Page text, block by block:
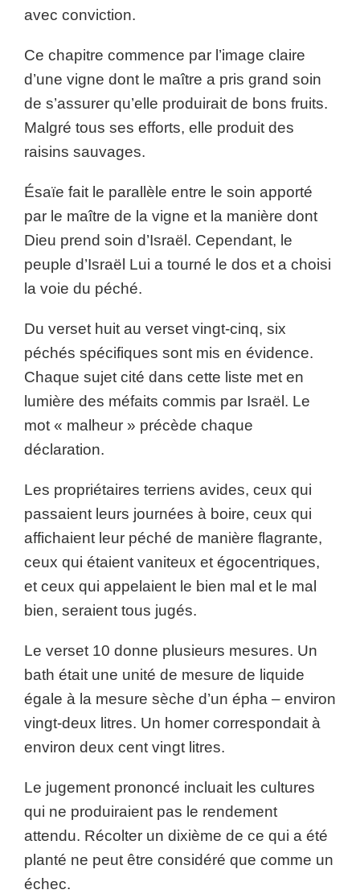
avec conviction.
Ce chapitre commence par l’image claire
d’une vigne dont le maître a pris grand soin
de s’assurer qu’elle produirait de bons fruits.
Malgré tous ses efforts, elle produit des
raisins sauvages.
Ésaïe fait le parallèle entre le soin apporté
par le maître de la vigne et la manière dont
Dieu prend soin d’Israël. Cependant, le
peuple d’Israël Lui a tourné le dos et a choisi
la voie du péché.
Du verset huit au verset vingt-cinq, six
péchés spécifiques sont mis en évidence.
Chaque sujet cité dans cette liste met en
lumière des méfaits commis par Israël. Le
mot « malheur » précède chaque
déclaration.
Les propriétaires terriens avides, ceux qui
passaient leurs journées à boire, ceux qui
affichaient leur péché de manière flagrante,
ceux qui étaient vaniteux et égocentriques,
et ceux qui appelaient le bien mal et le mal
bien, seraient tous jugés.
Le verset 10 donne plusieurs mesures. Un
bath était une unité de mesure de liquide
égale à la mesure sèche d’un épha – environ
vingt-deux litres. Un homer correspondait à
environ deux cent vingt litres.
Le jugement prononcé incluait les cultures
qui ne produiraient pas le rendement
attendu. Récolter un dixième de ce qui a été
planté ne peut être considéré que comme un
échec.